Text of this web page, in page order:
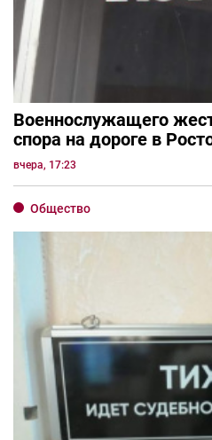
Военнослужащего
спора на дороге в
вчера, 17:23
Общество